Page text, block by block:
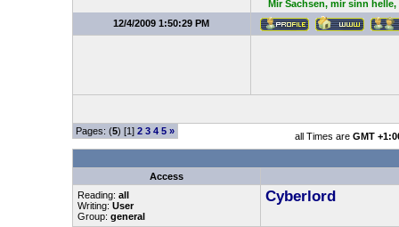
Mir Sachsen, mir sinn
12/4/2009 1:50:29 PM
Pages: (5) [1] 2 3 4 5 » all Times are GMT
Access
Reading: all
Writing: User
Group: general
Cyberlord